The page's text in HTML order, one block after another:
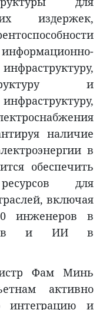
издержек,
и
наличие
в
обеспечить
для
включая
инженеров в
и ИИ в
Фам Минь
активно
интеграцию и